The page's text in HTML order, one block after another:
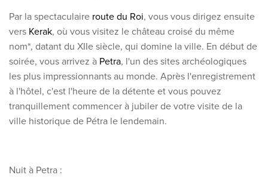
Par la spectaculaire route du Roi, vous vous dirigez ensuite
vers Kerak, où vous visitez le château croisé du même
nom*, datant du XIIe siècle, qui domine la ville. En début de
soirée, vous arrivez à Petra, l'un des sites archéologiques
les plus impressionnants au monde. Après l'enregistrement
à l'hôtel, c'est l'heure de la détente et vous pouvez
tranquillement commencer à jubiler de votre visite de la
ville historique de Pétra le lendemain.
Nuit à Petra :